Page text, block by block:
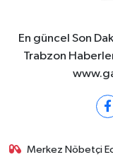
En güncel Son
Trabzon
Merkez Nöbetçi